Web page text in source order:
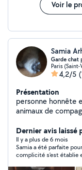
Voir le
Samia
Garde chat
Paris
4,2/5
Présentation
personne honnête
animaux de
Dernier avis laissé
Il y a plus de 6 mois
Samia a été parfaite
complicité s'est établie